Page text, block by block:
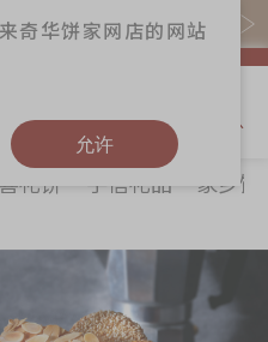
产品可赚易赏钱($5=1分)
更多
奇华工作坊
奇华茶室
礼饼 手信礼品
家乡饼
奇华饼家网店的网站
允许